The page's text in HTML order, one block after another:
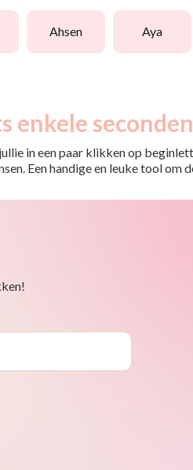
ahsen aya
enkele
in een paar klikken op
Een handige en leuke tool om